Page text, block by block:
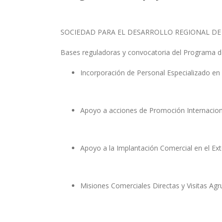
SOCIEDAD PARA EL DESARROLLO REGIONAL
Bases reguladoras y convocatoria del Programa
Incorporación de Personal
Apoyo a acciones de Promoción
Apoyo a la Implantación Comercial en el
Misiones Comerciales Directas y